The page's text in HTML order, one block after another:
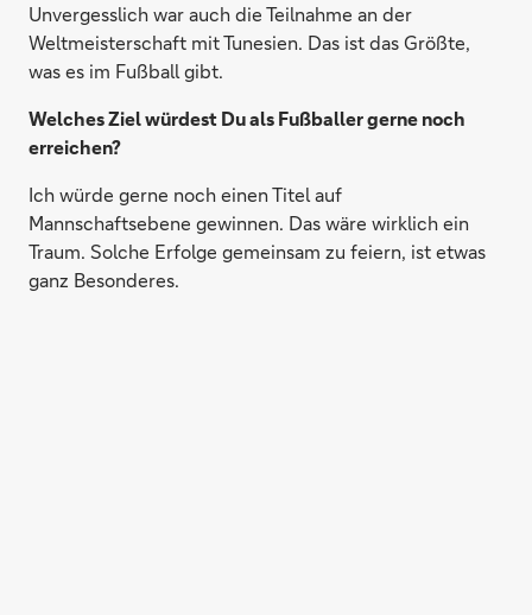
Unvergesslich war auch die Teilnahme an der
Weltmeisterschaft mit Tunesien. Das ist das Größte,
was es im Fußball gibt.
Welches Ziel würdest Du als Fußballer gerne noch
erreichen?
Ich würde gerne noch einen Titel auf
Mannschaftsebene gewinnen. Das wäre wirklich ein
Traum. Solche Erfolge gemeinsam zu feiern, ist etwas
ganz Besonderes.